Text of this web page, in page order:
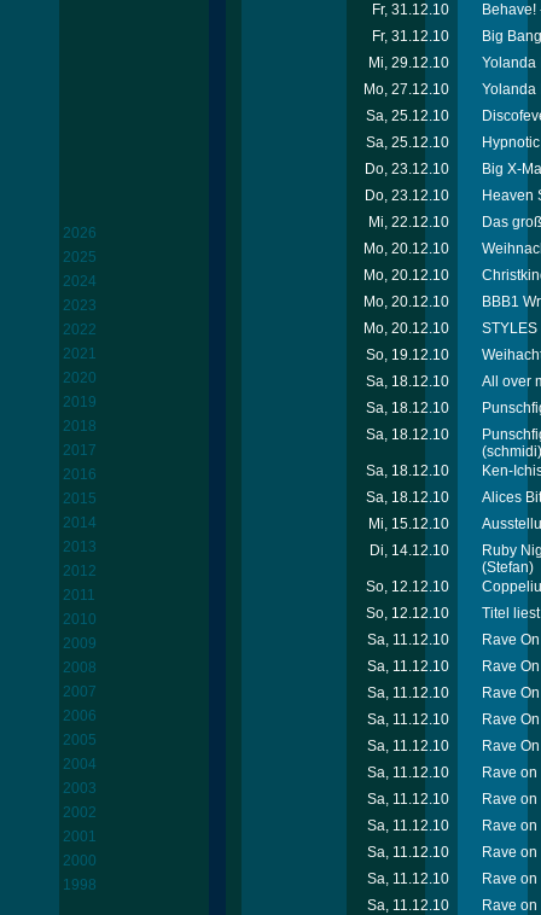
2026
2025
2024
2023
2022
2021
2020
2019
2018
2017
2016
2015
2014
2013
2012
2011
2010
2009
2008
2007
2006
2005
2004
2003
2002
2001
2000
1998
Fr, 31.12.10
Fr, 31.12.10
Big
Mi, 29.12.10
Yolanda
Mo, 27.12.10
Yolanda
Sa, 25.12.10
Sa, 25.12.10
Do, 23.12.10
Big X-
Do, 23.12.10
Heaven
Mi, 22.12.10
Das
Mo, 20.12.10
Mo, 20.12.10
Mo, 20.12.10
BBB1
Mo, 20.12.10
So, 19.12.10
Sa, 18.12.10
All over
Sa, 18.12.10
Sa, 18.12.10
(schmidi)
Sa, 18.12.10
Ken-
Sa, 18.12.10
Alices
Mi, 15.12.10
Di, 14.12.10
Ruby
(Stefan)
So, 12.12.10
So, 12.12.10
Titel
Sa, 11.12.10
Rave
Sa, 11.12.10
Rave
Sa, 11.12.10
Rave
Sa, 11.12.10
Rave
Sa, 11.12.10
Rave
Sa, 11.12.10
Rave
Sa, 11.12.10
Rave
Sa, 11.12.10
Rave
Sa, 11.12.10
Rave
Sa, 11.12.10
Rave
Sa, 11.12.10
Rave